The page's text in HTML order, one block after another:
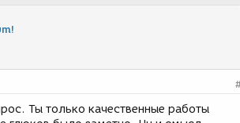
Ты только качественные работы